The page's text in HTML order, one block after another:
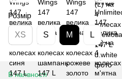
Розмір
XS S M L
В наявності